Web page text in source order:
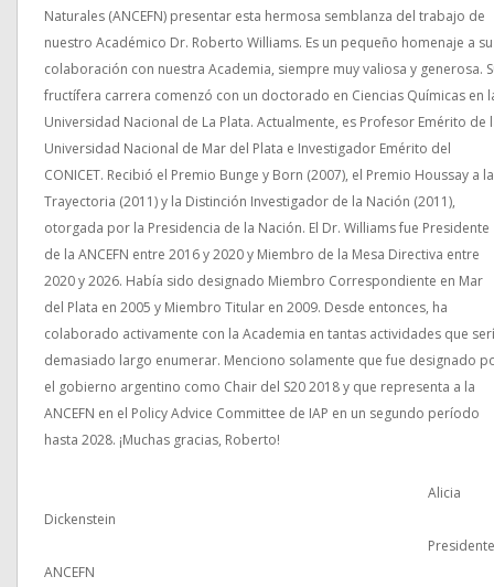
Naturales (ANCEFN) presentar esta hermosa semblanza del trabajo de
nuestro Académico Dr. Roberto Williams. Es un pequeño homenaje a su
colaboración con nuestra Academia, siempre muy valiosa y generosa.
fructífera carrera comenzó con un doctorado en Ciencias Químicas en
Universidad Nacional de La Plata. Actualmente, es Profesor Emérito de
Universidad Nacional de Mar del Plata e Investigador Emérito del
CONICET. Recibió el Premio Bunge y Born (2007), el Premio Houssay a la
Trayectoria (2011) y la Distinción Investigador de la Nación (2011),
otorgada por la Presidencia de la Nación. El Dr. Williams fue Presidente
de la ANCEFN entre 2016 y 2020 y Miembro de la Mesa Directiva entre
2020 y 2026. Había sido designado Miembro Correspondiente en Mar
del Plata en 2005 y Miembro Titular en 2009. Desde entonces, ha
colaborado activamente con la Academia en tantas actividades que
demasiado largo enumerar. Menciono solamente que fue designado
el gobierno argentino como Chair del S20 2018 y que representa a la
ANCEFN en el Policy Advice Committee de IAP en un segundo período
hasta 2028. ¡Muchas gracias, Roberto!
Alicia
Dickenstein
Presidente
ANCEFN